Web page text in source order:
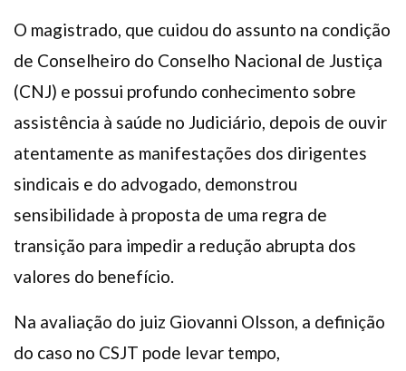
O magistrado, que cuidou do assunto na condição
de Conselheiro do Conselho Nacional de Justiça
(CNJ) e possui profundo conhecimento sobre
assistência à saúde no Judiciário, depois de ouvir
atentamente as manifestações dos dirigentes
sindicais e do advogado, demonstrou
sensibilidade à proposta de uma regra de
transição para impedir a redução abrupta dos
valores do benefício.
Na avaliação do juiz Giovanni Olsson, a definição
do caso no CSJT pode levar tempo,